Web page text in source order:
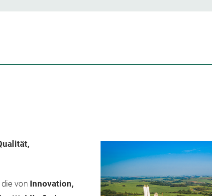
von Innovation,